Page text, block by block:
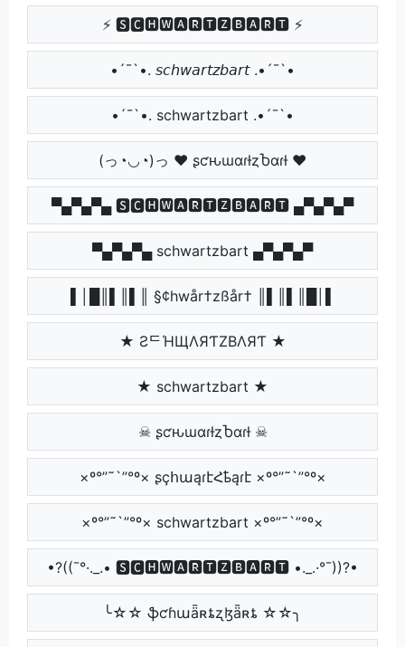
⚡ 🆂🅲🅷🆆🅰🆁🆃🆉🅱🅰🆁🆃 ⚡
•´¯`•. 𝘴𝘤𝘩𝘸𝘢𝘳𝘵𝘻𝘣𝘢𝘳𝘵 .•´¯`•
•´¯`•. schwartzbart .•´¯`•
(っ◔◡◔)っ ♥ ʂƈԋɯαɾƚȥႦαɾƚ ♥
▀▄▀▄▀▄ 🆂🅲🅷🆆🅰🆁🆃🆉🅱🅰🆁🆃 ▄▀▄▀▄▀
▀▄▀▄▀▄ schwartzbart ▄▀▄▀▄▀
▌│█║▌║▌║ §¢hwår†zßår† ║▌║▌║█│▌
★ ƧᄃΉЩΛЯƬZBΛЯƬ ★
★ schwartzbart ★
☠ ʂƈԋɯαɾƚȥႦαɾƚ ☠
×º°”˜`”°º× ʂçհաąɾէՀҍąɾէ ×º°”˜`”°º×
×º°”˜`”°º× schwartzbart ×º°”˜`”°º×
•?((¯°·._.• 🆂🅲🅷🆆🅰🆁🆃🆉🅱🅰🆁🆃 •._.·°¯))?•
╰☆☆ ֆƈɦաǟʀȶʐɮǟʀȶ ☆☆╮